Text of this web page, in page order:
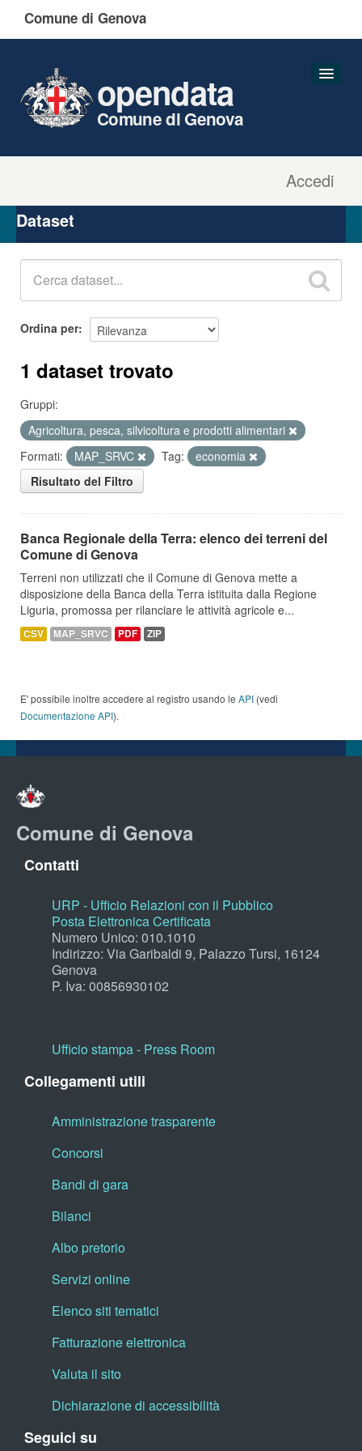
Comune di Genova
Accedi
opendata
Comune di Genova
Organizzazioni
Gruppi
Dataset
Ordina per
1 dataset trovato
Gruppi:
Agricoltura, pesca, silvicoltura e prodotti alimentari
Formati:
MAP_SRVC Tag:
economia
Risultato del Filtro
Banca Regionale della Terra: elenco dei terreni del
Comune di Genova
Terreni non utilizzati che il Comune di Genova mette a
disposizione della Banca della Terra istituita dalla Regione
Liguria, promossa per rilanciare le attività agricole e...
CSV MAP_SRVC PDF ZIP
E' possibile inoltre accedere al registro usando le API (vedi
Documentazione API).
Comune di Genova
Contatti
URP - Ufficio Relazioni con il Pubblico
Posta Elettronica Certificata
Numero Unico: 010.1010
Indirizzo: Via Garibaldi 9, Palazzo Tursi, 16124
Genova
P. Iva: 00856930102
Ufficio stampa - Press Room
Collegamenti utili
Amministrazione trasparente
Concorsi
Bandi di gara
Bilanci
Albo pretorio
Servizi online
Elenco siti tematici
Fatturazione elettronica
Valuta il sito
Dichiarazione di accessibilità
Seguici su